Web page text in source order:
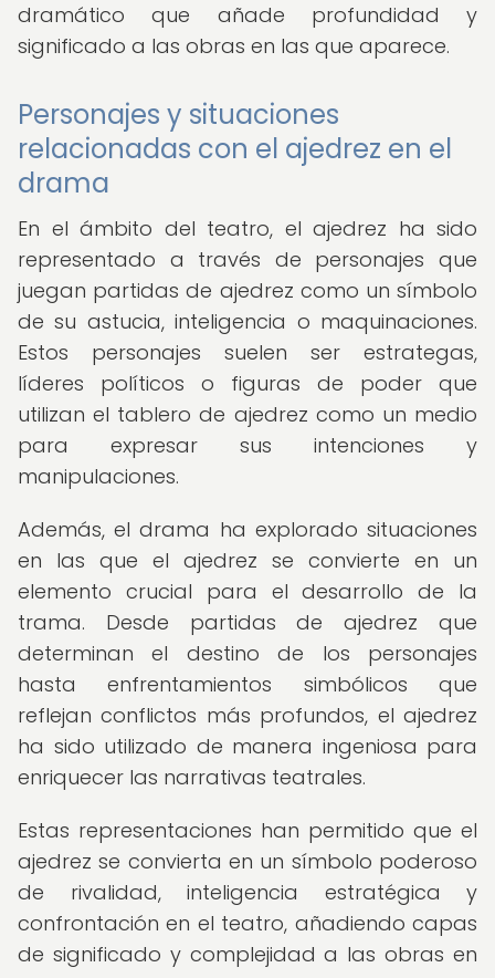
dramático que añade profundidad y
significado a las obras en las que aparece.
Personajes y situaciones
relacionadas con el ajedrez en el
drama
En el ámbito del teatro, el ajedrez ha sido
representado a través de personajes que
juegan partidas de ajedrez como un símbolo
de su astucia, inteligencia o maquinaciones.
Estos personajes suelen ser estrategas,
líderes políticos o figuras de poder que
utilizan el tablero de ajedrez como un medio
para expresar sus intenciones y
manipulaciones.
Además, el drama ha explorado situaciones
en las que el ajedrez se convierte en un
elemento crucial para el desarrollo de la
trama. Desde partidas de ajedrez que
determinan el destino de los personajes
hasta enfrentamientos simbólicos que
reflejan conflictos más profundos, el ajedrez
ha sido utilizado de manera ingeniosa para
enriquecer las narrativas teatrales.
Estas representaciones han permitido que el
ajedrez se convierta en un símbolo poderoso
de rivalidad, inteligencia estratégica y
confrontación en el teatro, añadiendo capas
de significado y complejidad a las obras en